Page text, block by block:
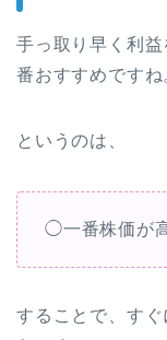
手っ取り早く利
番おすすめですね
というのは、
◯一番株価が
することで、す